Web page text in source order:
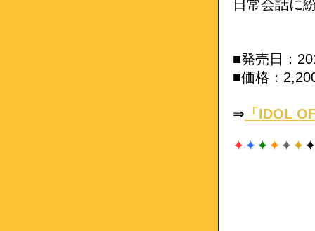
日常会話に
■発売日：
■価格：
⇒ 「IDOL
✦✦✦✦✦✦